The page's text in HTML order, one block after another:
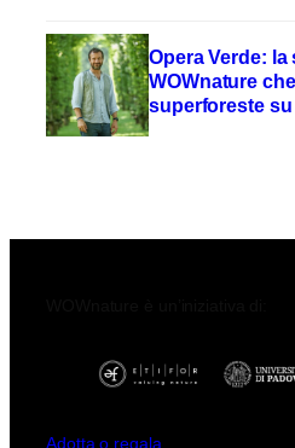
Opera Verde: la
WOWnature
superforeste su
Adotta o regala